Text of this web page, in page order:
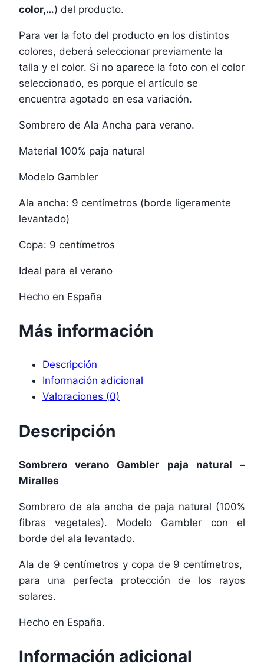
color,…) del producto.
Para ver la foto del producto en los distintos
colores, deberá seleccionar previamente la
talla y el color. Si no aparece la foto con el color
seleccionado, es porque el artículo se
encuentra agotado en esa variación.
Sombrero de Ala Ancha para verano.
Material 100% paja natural
Modelo Gambler
Ala ancha: 9 centímetros (borde ligeramente
levantado)
Copa: 9 centímetros
Ideal para el verano
Hecho en España
Más información
Descripción
Información adicional
Valoraciones (0)
Descripción
Sombrero verano Gambler paja natural –
Miralles
Sombrero de ala ancha de paja natural (100%
fibras vegetales). Modelo Gambler con el
borde del ala levantado.
Ala de 9 centímetros y copa de 9 centímetros,
para una perfecta protección de los rayos
solares.
Hecho en España.
Información adicional